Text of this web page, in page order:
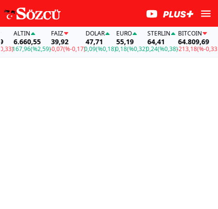
ALTIN
6.660,55
167,96(%2,59)
FAİZ
39,92
-0,07(%-0,17)
DOLAR
47,71
0,09(%0,18)
EURO
55,19
0,18(%0,32)
STERLIN
64,41
0,24(%0,38)
BITCOIN
64.809,69
-213,18(%-0,33)